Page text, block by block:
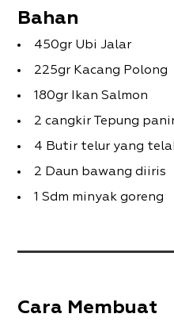
Bahan
450gr Ubi Jalar
225gr Kacang Polong
180gr Ikan Salmon
2 cangkir Tepung
4 Butir telur yang
2 Daun bawang diiris
1 Sdm minyak goreng
Cara Membuat